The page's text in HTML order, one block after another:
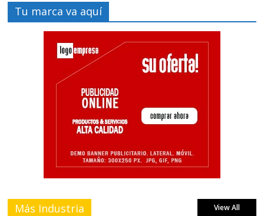
Tu marca va aquí
Más Industria View All